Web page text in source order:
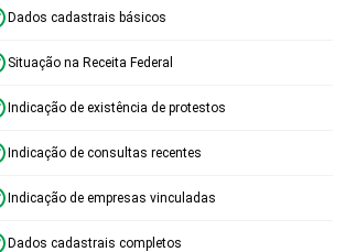
Dados cadastrais básicos
Situação na Receita Federal
Indicação de existência de protestos
Indicação de consultas recentes
Indicação de empresas vinculadas
Dados cadastrais completos